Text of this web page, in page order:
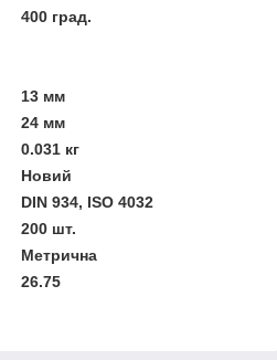
400 град.
13 мм
24 мм
0.031 кг
Новий
DIN 934, ISO 4032
200 шт.
Метрична
26.75